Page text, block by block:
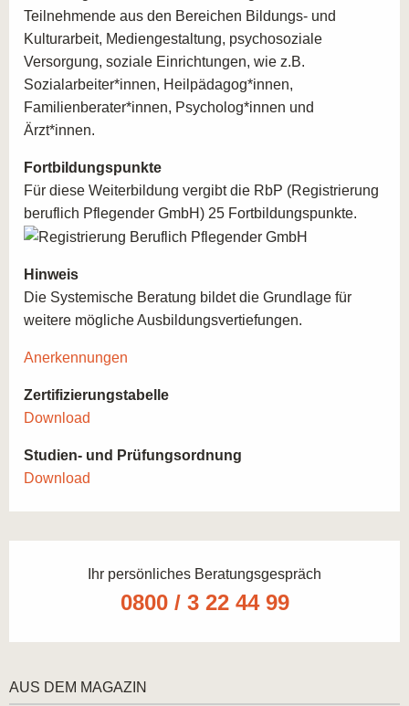
Teilnehmende aus den Bereichen Bildungs- und
Kulturarbeit, Mediengestaltung, psychosoziale
Versorgung, soziale Einrichtungen, wie z.B.
Sozialarbeiter*innen, Heilpädagog*innen,
Familienberater*innen, Psycholog*innen und
Ärzt*innen.
Fortbildungspunkte
Für diese Weiterbildung vergibt die RbP (Registrierung
beruflich Pflegender GmbH) 25 Fortbildungspunkte.
Hinweis
Die Systemische Beratung bildet die Grundlage für
weitere mögliche Ausbildungsvertiefungen.
Anerkennungen
Zertifizierungstabelle
Download
Studien- und Prüfungsordnung
Download
Ihr persönliches Beratungsgespräch
0800 / 3 22 44 99
AUS DEM MAGAZIN